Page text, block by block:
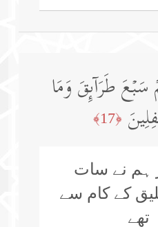
سَبۡعَ طَرَاۤىِٕقَ وَمَا
﴿17﴾
ہم نے سات
کے کام سے
تھے